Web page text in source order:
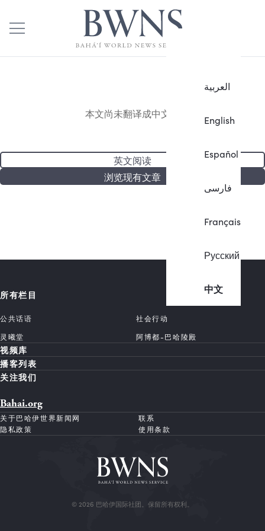
العربية
English
Español
فارسی
Français
Русский
中文
本文尚未翻译成中文。
英文阅读
浏览现有文章
所有栏目
公共话语
社会行动
灵曦堂
阿博都-巴哈陵殿
视频库
播客列表
关注我们
Bahai.org
关于巴哈伊世界新闻网
联系
隐私政策
使用条款
© 2026 巴哈伊国际社团。保留所有权利。